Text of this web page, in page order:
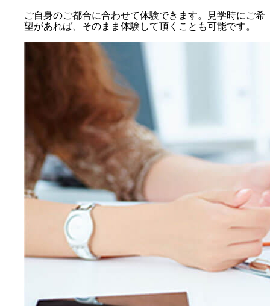
ご自身のご都合に合わせて体験できます。見学時にご希
望があれば、そのまま体験して頂くことも可能です。